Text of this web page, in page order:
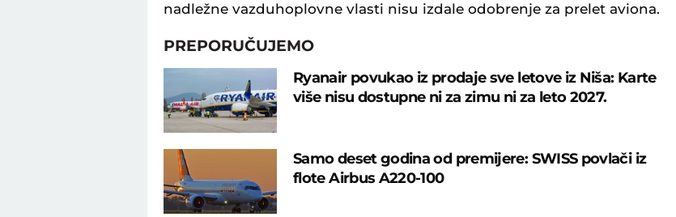
nadležne vazduhoplovne vlasti nisu izdale odobrenje za prelet aviona.
PREPORUČUJEMO
Ryanair povukao iz prodaje sve letove iz Niša: Karte
više nisu dostupne ni za zimu ni za leto 2027.
Samo deset godina od premijere: SWISS povlači iz
flote Airbus A220-100